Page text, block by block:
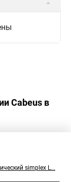
Cabeus в
simplex L...